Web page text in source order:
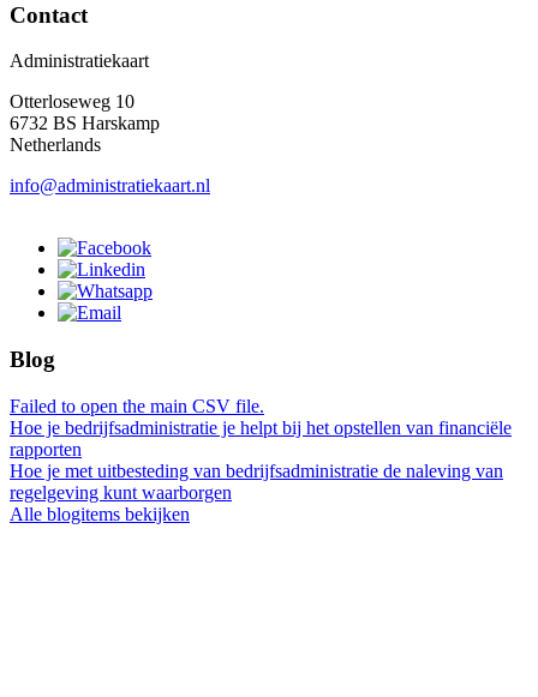
Contact
Administratiekaart
Otterloseweg 10
6732 BS Harskamp
Netherlands
info@administratiekaart.nl
Blog
Failed to open the main CSV file.
Hoe je bedrijfsadministratie je helpt bij het opstellen van financiële
rapporten
Hoe je met uitbesteding van bedrijfsadministratie de naleving van
regelgeving kunt waarborgen
Alle blogitems bekijken